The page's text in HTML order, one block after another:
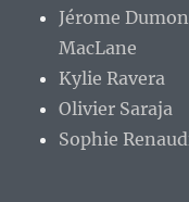
Jérome
MacLane
Kylie Ravera
Olivier Saraja
Sophie